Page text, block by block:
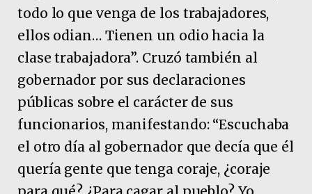
todo lo que venga de los trabajadores,
ellos odian… Tienen un odio hacia la
clase trabajadora”. Cruzó también al
gobernador por sus declaraciones
públicas sobre el carácter de sus
funcionarios, manifestando: “Escuchaba
el otro día al gobernador que decía que él
quería gente que tenga coraje, ¿coraje